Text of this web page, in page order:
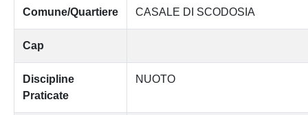
Comune/Quartiere CASALE DI SCODOSIA
Cap
Discipline
Praticate
NUOTO